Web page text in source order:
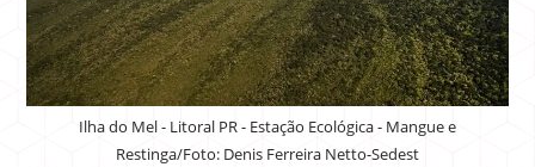
Ilha do Mel - Litoral PR - Estação Ecológica - Mangue e
Restinga/Foto: Denis Ferreira Netto-Sedest